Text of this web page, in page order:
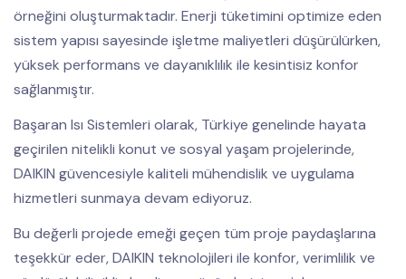
örneğini oluşturmaktadır. Enerji tüketimini optimize eden
sistem yapısı sayesinde işletme maliyetleri düşürülürken,
yüksek performans ve dayanıklılık ile kesintisiz konfor
sağlanmıştır.
Başaran Isı Sistemleri olarak, Türkiye genelinde hayata
geçirilen nitelikli konut ve sosyal yaşam projelerinde,
DAIKIN güvencesiyle kaliteli mühendislik ve uygulama
hizmetleri sunmaya devam ediyoruz.
Bu değerli projede emeği geçen tüm proje paydaşlarına
teşekkür eder, DAIKIN teknolojileri ile konfor, verimlilik ve